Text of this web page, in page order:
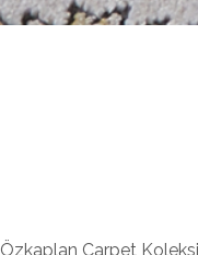
Özkaplan Carpet